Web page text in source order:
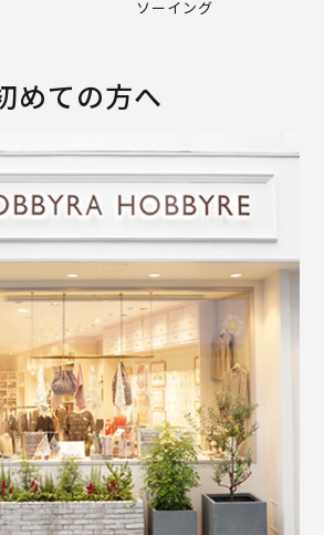
ソーイング
めての方へ